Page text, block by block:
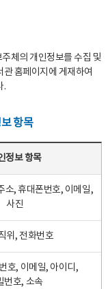
체의 개인정보를 수집 및
홈페이지에 게재하여
.
항목
정보 항목
소, 휴대폰번호, 이메일,
사진
위, 전화번호
호, 이메일, 아이디,
번호, 소속